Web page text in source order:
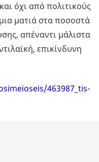
όχι από πολιτικούς
ματιά στα ποσοστά
απέναντι μάλιστα
επικίνδυνη
463987_tis-